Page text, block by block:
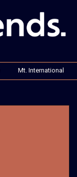
Mt. International